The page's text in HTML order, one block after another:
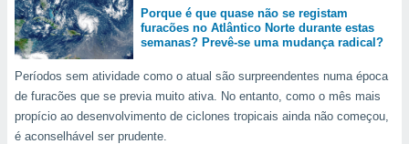
cookies
parte
Porque é que quase não se registam
furacões no Atlântico Norte durante estas
semanas? Prevê-se uma mudança radical?
Períodos sem atividade como o atual são surpreendentes numa época
de furacões que se previa muito ativa. No entanto, como o mês mais
propício ao desenvolvimento de ciclones tropicais ainda não começou,
é aconselhável ser prudente.